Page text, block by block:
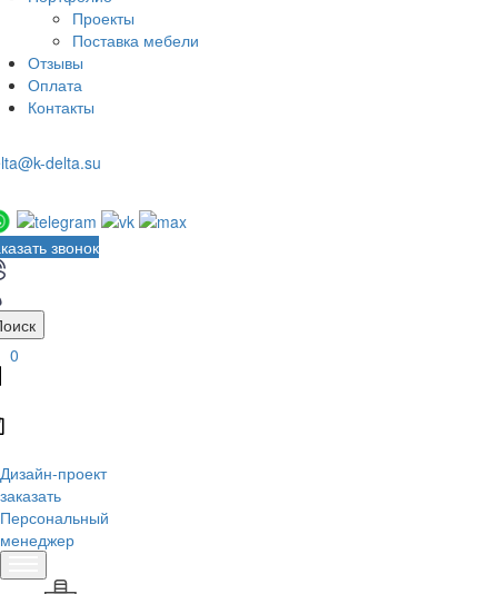
Проекты
Поставка мебели
Отзывы
Оплата
Контакты
delta.su
звонок
0
Дизайн-проект
заказать
Персональный
менеджер